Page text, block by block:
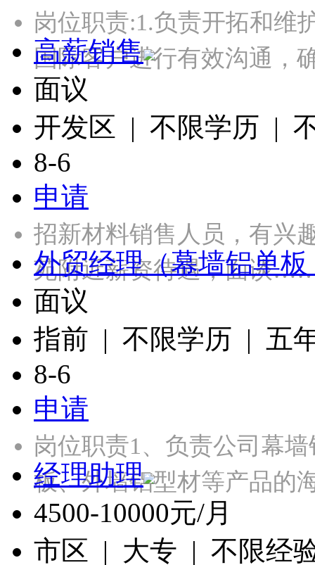
岗位职责:1.负责开拓和维
国际客户进行有效沟通
高薪销售
面议
开发区 | 不限学历 |
8-6
申请
招新材料销售人员，有兴
苑附近薪资待遇，面谈
外贸经理（幕墙铝单
面议
指前 | 不限学历 | 五
8-6
申请
岗位职责1、负责公司幕
板、外墙铝型材等产品
经理助理
4500-10000元/月
市区 | 大专 | 不限经